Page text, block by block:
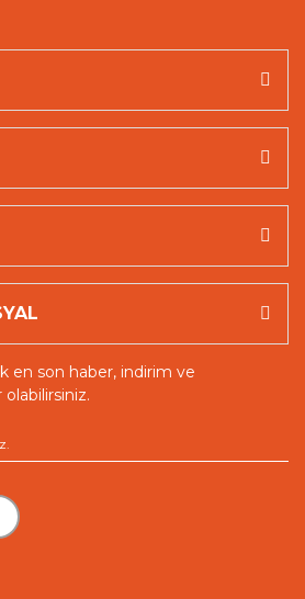
en son haber, indirim ve